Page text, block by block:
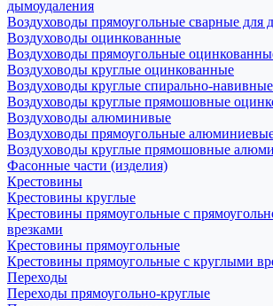
дымоудаления
Воздуховоды прямоугольные сварные для
Воздуховоды оцинкованные
Воздуховоды прямоугольные
Воздуховоды круглые оцинкованные
Воздуховоды круглые спирально-
Воздуховоды круглые прямошовные
Воздуховоды алюминивые
Воздуховоды прямоугольные
Воздуховоды круглые прямошовные
Фасонные части (изделия)
Крестовины
Крестовины круглые
Крестовины прямоугольные с
врезками
Крестовины прямоугольные
Крестовины прямоугольные с круглыми
Переходы
Переходы прямоугольно-круглые